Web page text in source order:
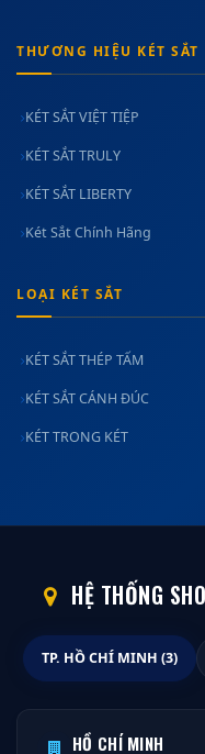
THƯƠNG HIỆU KÉT SẮT
KÉT SẮT VIỆT TIỆP
KÉT SẮT TRULY
KÉT SẮT LIBERTY
Két Sắt Chính Hãng
LOẠI KÉT SẮT
KÉT SẮT THÉP TẤM
KÉT SẮT CÁNH ĐÚC
KÉT TRONG KÉT
HỆ THỐNG
TP. HỒ CHÍ MINH (3)
HỒ CHÍ MINH